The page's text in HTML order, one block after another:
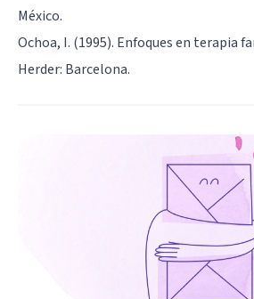
México.
Ochoa, I. (1995). Enfoques en terapia
Herder: Barcelona.